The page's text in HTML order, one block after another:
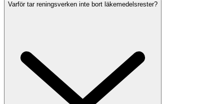
Varför tar reningsverken inte bort läkemedelsrester?